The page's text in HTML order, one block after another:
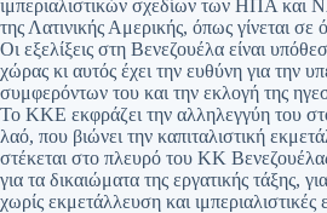
ιμπεριαλιστικών σχεδίων των ΗΠΑ και
της Λατινικής Αμερικής, όπως γίνεται σε
Οι εξελίξεις στη Βενεζουέλα είναι
χώρας κι αυτός έχει την ευθύνη για την
συμφερόντων του και την εκλογή της
Το ΚΚΕ εκφράζει την αλληλεγγύη του
λαό, που βιώνει την καπιταλιστική
στέκεται στο πλευρό του ΚΚ
για τα δικαιώματα της εργατικής τάξης,
χωρίς εκμετάλλευση και ιμπεριαλιστικές